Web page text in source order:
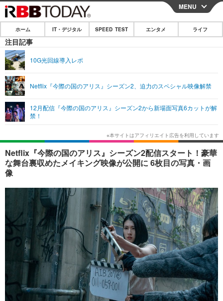
CLOSE
ホーム
IT・デジタル
ショッピング その他
SPEED TEST
エンタメ
エンタメTOP
韓国・芸能
音楽 スポーツ
ショッピング その他
ライフ
ライフTOP グルメ
ペット ショッピング
リリース一覧
プッシュ通知の停止方法
MENU
ホーム IT・デジタル SPEED TEST エンタメ ライフ
注目記事
10G光回線導入レポ
Netflix『今際の国のアリス』シーズン2、迫力のスペシャル映像解禁
12月配信『今際の国のアリス』シーズン2から新場面写真6カットが解
禁！
Netflix『今際の国のアリス』シーズン2配信スタート！豪華
な舞台裏収めたメイキング映像が公開に 6枚目の写真・画
像